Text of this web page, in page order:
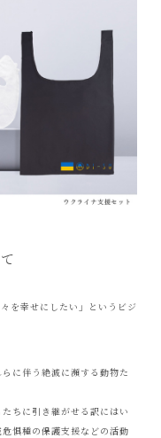
を幸せにしたい」というビジ
に伴う絶滅に瀕する動物た
ちに引き継がせる訳にはい
惧種の保護支援などの活動